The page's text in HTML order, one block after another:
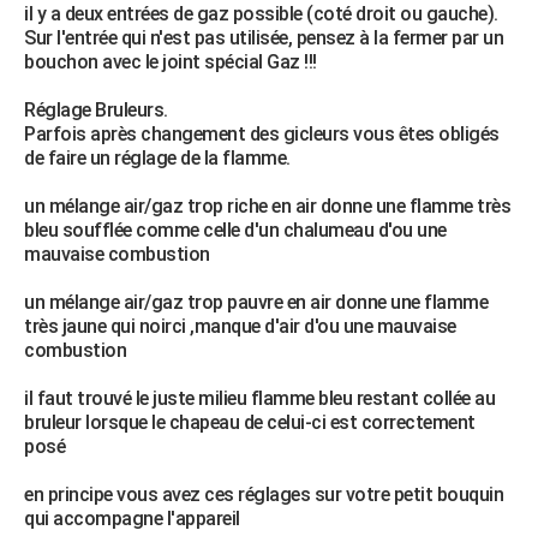
il y a deux entrées de gaz possible (coté droit ou gauche).
Sur l'entrée qui n'est pas utilisée, pensez à la fermer par un
bouchon avec le joint spécial Gaz !!!
Réglage Bruleurs.
Parfois après changement des gicleurs vous êtes obligés
de faire un réglage de la flamme.
un mélange air/gaz trop riche en air donne une flamme très
bleu soufflée comme celle d'un chalumeau d'ou une
mauvaise combustion
un mélange air/gaz trop pauvre en air donne une flamme
très jaune qui noirci ,manque d'air d'ou une mauvaise
combustion
il faut trouvé le juste milieu flamme bleu restant collée au
bruleur lorsque le chapeau de celui-ci est correctement
posé
en principe vous avez ces réglages sur votre petit bouquin
qui accompagne l'appareil